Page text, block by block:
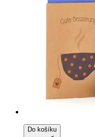
Do košíku